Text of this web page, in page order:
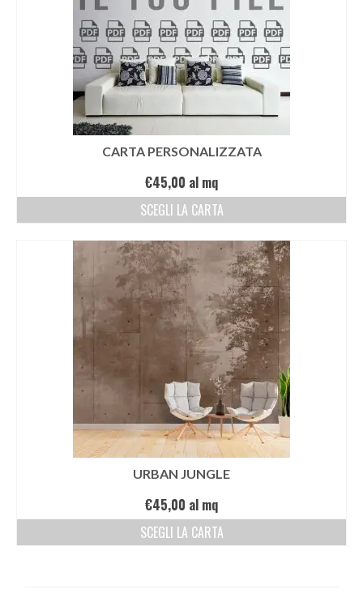
CARTA PERSONALIZZATA
€45,00 al mq
SCEGLI LA CARTA
URBAN JUNGLE
€45,00 al mq
SCEGLI LA CARTA